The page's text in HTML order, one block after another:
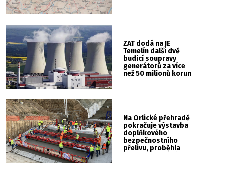
ZAT dodá na JE
Temelín další dvě
budicí soupravy
generátorů za více
než 50 milionů korun
Na Orlické přehradě
pokračuje výstavba
doplňkového
bezpečnostního
přelivu, proběhla